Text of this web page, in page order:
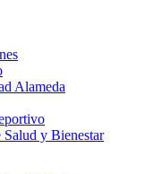
Alameda
Salud y Bienestar